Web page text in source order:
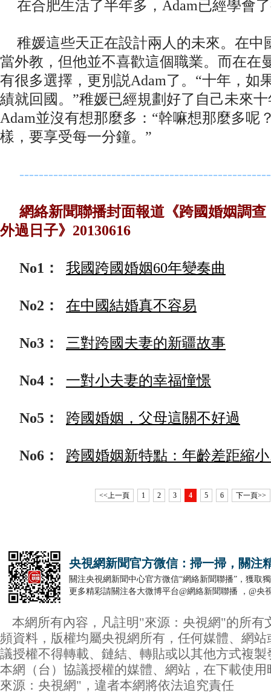
在合肥生活了半年多，Adam已經學會
稚媛這些天正在設計兩人的未來。在中
當外教，但他並不喜歡這個職業。而在在
有很多選擇，更別説Adam了。“十年，如
績就回國。”稚媛已經規劃好了自己未來
Adam並沒有想那麼多：“幹嘛想那麼多呢
樣，要享受每一分鐘。”
網絡新聞聯播封面報道《跨國婚姻調
外過日子》20130616
No1： 我國跨國婚姻60年變奏曲
No2： 在中國結婚真不容易
No3： 三對跨國夫妻的新疆故事
No4： 一對小夫妻的幸福憧憬
No5： 跨國婚姻，父母這關不好過
No6： 跨國婚姻新特點：年齡差距縮
<<上一頁 1 2 3 4 5 6 下一頁>>
央視網新聞官方微信：掃一掃，關注
關注央視網新聞中心官方微信“網絡新聞聯播”，獲取
更多精彩請關注各大微博平台@網絡新聞聯播 ，@央
本網所有內容，凡註明"來源：央視網"的所有
頻資料，版權均屬央視網所有，任何媒體、網
議授權不得轉載、鏈結、轉貼或以其他方式複
本網（台）協議授權的媒體、網站，在下載使
來源：央視網"，違者本網將依法追究責任